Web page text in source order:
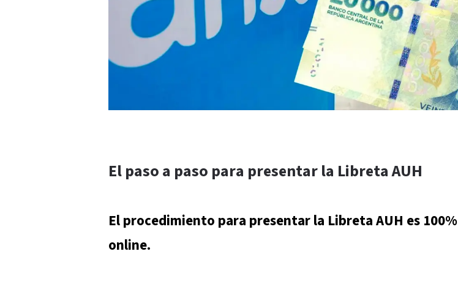
El paso a paso para presentar la Libreta AUH
El procedimiento para presentar la Libreta AUH es 100%
online.